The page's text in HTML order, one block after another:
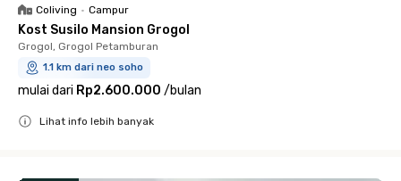
Coliving • Campur
Kost Susilo Mansion Grogol
Grogol, Grogol Petamburan
1.1 km dari neo soho
mulai dari Rp2.600.000 /bulan
Lihat info lebih banyak